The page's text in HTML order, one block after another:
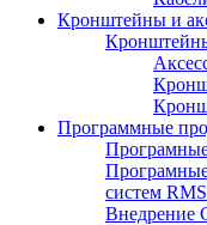
Кронштейны и
Программные
систем RMS
Внедрение